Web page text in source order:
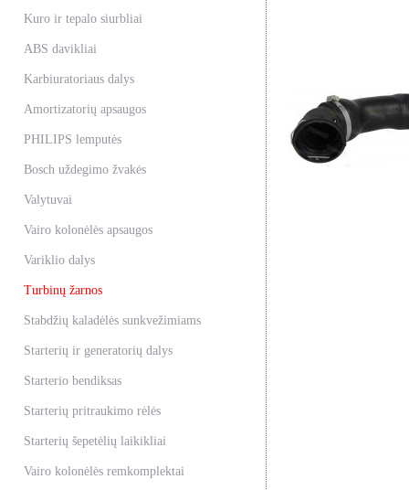
Kuro ir tepalo siurbliai
ABS davikliai
Karbiuratoriaus dalys
Amortizatorių apsaugos
PHILIPS lemputės
Bosch uždegimo žvakės
Valytuvai
Vairo kolonėlės apsaugos
Variklio dalys
Turbinų žarnos
Stabdžių kaladėlės sunkvežimiams
Starterių ir generatorių dalys
Starterio bendiksas
Starterių pritraukimo rėlės
Starterių šepetėlių laikikliai
Vairo kolonėlės remkomplektai